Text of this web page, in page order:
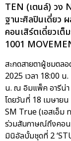
TEN (เตนล์) วง
ฐานะศิลปินเดี่ยว
คอนเสิร์ตเดี่ยวเ
1001
สะกดสายตาผู้ชมตล
2025 เวลา 18:00
น. ณ อิมแพ็ค อารีน่า
โดยวันที่ 18 เมษาย
SM True (เอสเอ็ม
ร่วมสัมภาษณ์ถึงคอน
มินิอัลบั้มชุดที่ 2